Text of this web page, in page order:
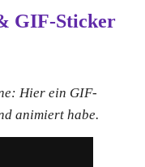
GIF-Sticker
Hier ein GIF-
animiert habe.